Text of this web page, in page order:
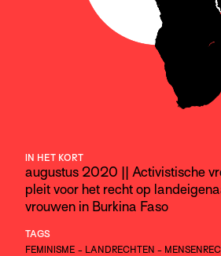
IN HET KORT
augustus 2020 || Activistische
pleit voor het recht op
vrouwen in Burkina Faso
TAGS
FEMINISME - LANDRECHTEN -